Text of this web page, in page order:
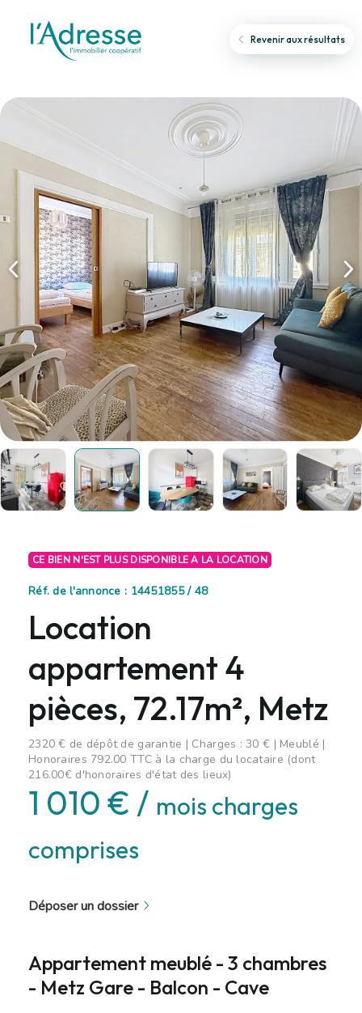
Revenir aux résultats
CE BIEN N'EST PLUS DISPONIBLE A LA LOCATION
Réf. de l'annonce : 14451855 / 48
Location
appartement 4
pièces, 72.17m², Metz
2320 € de dépôt de garantie | Charges : 30 € | Meublé |
Honoraires 792.00 TTC à la charge du locataire (dont
216.00€ d'honoraires d'état des lieux)
1 010 € / mois charges
comprises
Déposer un dossier
Appartement meublé - 3 chambres
- Metz Gare - Balcon - Cave